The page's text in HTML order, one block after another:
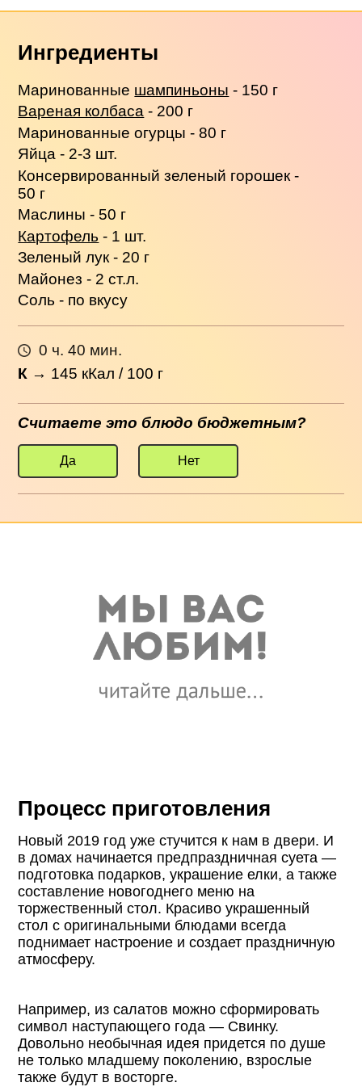
Ингредиенты
Маринованные шампиньоны - 150 г
Вареная колбаса - 200 г
Маринованные огурцы - 80 г
Яйца - 2-3 шт.
Консервированный зеленый горошек -
50 г
Маслины - 50 г
Картофель - 1 шт.
Зеленый лук - 20 г
Майонез - 2 ст.л.
Соль - по вкусу
0 ч. 40 мин.
К → 145 кКал / 100 г
Считаете это блюдо бюджетным?
Да Нет
Процесс приготовления
Новый 2019 год уже стучится к нам в двери. И
в домах начинается предпраздничная суета —
подготовка подарков, украшение елки, а также
составление новогоднего меню на
торжественный стол. Красиво украшенный
стол с оригинальными блюдами всегда
поднимает настроение и создает праздничную
атмосферу.
Например, из салатов можно сформировать
символ наступающего года — Свинку.
Довольно необычная идея придется по душе
не только младшему поколению, взрослые
также будут в восторге.